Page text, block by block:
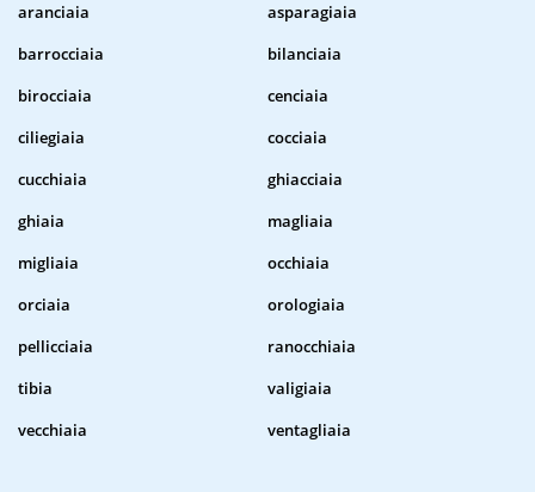
aranciaia
asparagiaia
barrocciaia
bilanciaia
birocciaia
cenciaia
ciliegiaia
cocciaia
cucchiaia
ghiacciaia
ghiaia
magliaia
migliaia
occhiaia
orciaia
orologiaia
pellicciaia
ranocchiaia
tibia
valigiaia
vecchiaia
ventagliaia